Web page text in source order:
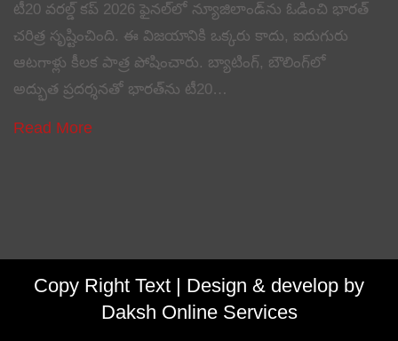
టీ20 వరల్డ్ కప్ 2026 ఫైనల్‌లో న్యూజిలాండ్‌ను ఓడించి భారత్
చరిత్ర సృష్టించింది. ఈ విజయానికి ఒక్కరు కాదు, ఐదుగురు
ఆటగాళ్లు కీలక పాత్ర పోషించారు. బ్యాటింగ్, బౌలింగ్‌లో
అద్భుత ప్రదర్శనతో భారత్‌ను టీ20…
Read More
Copy Right Text | Design & develop by
Daksh Online Services